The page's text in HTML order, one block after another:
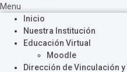
Menu
Inicio
Nuestra Institución
Educación Virtual
Moodle
Dirección de Vinculación